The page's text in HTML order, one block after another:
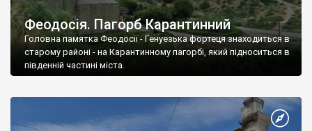
Феодосія. Пагорб Карантинний
Головна памятка Феодосії - Генуезька фортеця знаходиться в
старому районі - на Карантинному пагорбі, який підноситься в
південній частині міста.